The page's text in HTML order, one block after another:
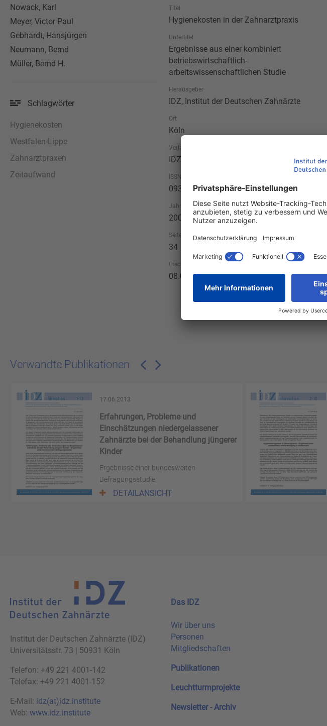
Nowack, Karl
Meyer, Victor Paul
Gebhardt, Hansjürgen
Neumann, Bernd
Müller, Bernd H.
Schlagwörter
Hygienekosten
Westfalen-Lippe
Zahnarztpraxen
Zeitaufwand
Titel
Hygienekosten in der Zahnarztpraxis
Untertitel
Ergebnisse aus einer kombiniert
betriebswirtschaftlich-
arbeitswissenschaftlichen Studie
Herausgeber
IDZ, Institut der Deutschen Zahnärzte
Ort
Köln
Verlag
IDZ, Institut der Deutschen Zahnärzte
ISSN
0931-9816
Jahr
2008
Seitenzahl
34
Erscheinungsdatum
08.02.2008
Verwandte Publikationen
17.06.2013
Erfahrungen, Probleme und
Einschätzungen niedergelassener
Zahnärzte bei der Behandlung jüngerer
Kinder
Ergebnisse einer bundesweiten
Befragungsstudie
DETAILANSICHT
Institut der Deutschen Zahnärzte (IDZ)
Universitätsstr. 73 | 50931 Köln
Telefon: +49 221 4001-142
Telefax: +49 221 4001-152
E-Mail: idz(at)idz.institute
Web: www.idz.institute
Das IDZ
Wir über uns
Personen
Mitgliedschaften
Publikationen
Leuchtturmprojekte
Newsletter - Archiv